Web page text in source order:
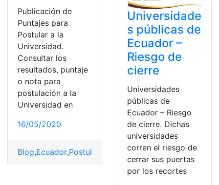
Publicación de
Puntajes para
Postular a la
Universidad.
Consultar los
resultados, puntaje
o nota para
postulación a la
Universidad en
16/05/2020
Blog,Ecuador,Postulaciones Puntajes ,Ser Bachiller
Universidade
s públicas de
Ecuador –
Riesgo de
cierre
Universidades
públicas de
Ecuador – Riesgo
de cierre. Dichas
universidades
corren el riesgo de
cerrar sus puertas
por los recortes